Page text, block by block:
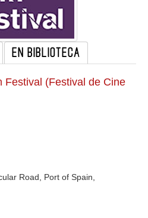
EN BIBLIOTECA
Festival (Festival de Cine
Road, Port of Spain,